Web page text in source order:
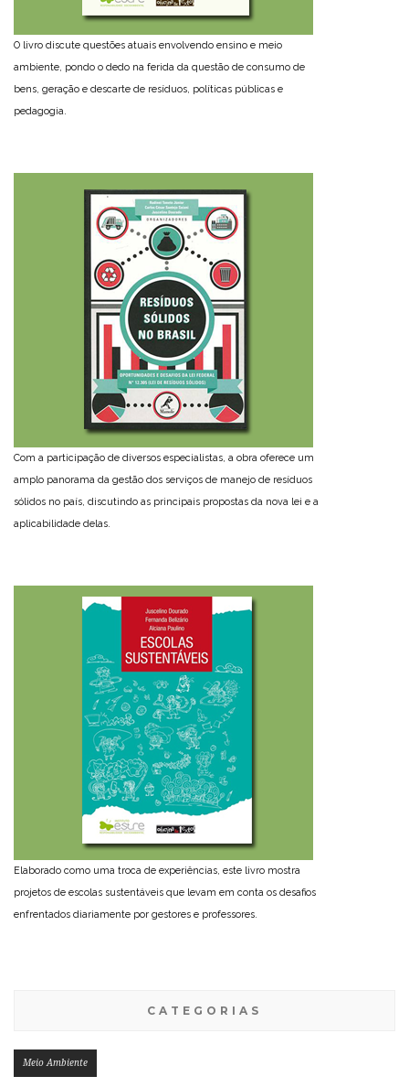
O livro discute questões atuais envolvendo ensino e meio
ambiente, pondo o dedo na ferida da questão de consumo de
bens, geração e descarte de resíduos, políticas públicas e
pedagogia.
Com a participação de diversos especialistas, a obra oferece um
amplo panorama da gestão dos serviços de manejo de resíduos
sólidos no país, discutindo as principais propostas da nova lei e a
aplicabilidade delas.
Elaborado como uma troca de experiências, este livro mostra
projetos de escolas sustentáveis que levam em conta os desafios
enfrentados diariamente por gestores e professores.
CATEGORIAS
Meio Ambiente